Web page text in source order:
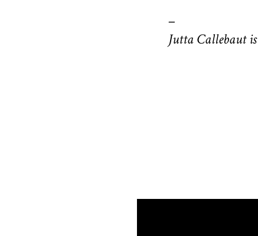
–
Jutta Callebaut